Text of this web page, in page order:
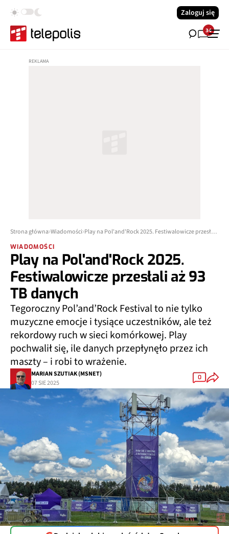
Zaloguj się
34
Strona główna Wiadomości Play na Pol'and'Rock 2025. Festiwalowicze przesłali aż 93 TB danych
WIADOMOŚCI
Play na Pol'and'Rock 2025.
Festiwalowicze przesłali aż 93
TB danych
Tegoroczny Pol’and’Rock Festival to nie tylko
muzyczne emocje i tysiące uczestników, ale też
rekordowy ruch w sieci komórkowej. Play
pochwalił się, ile danych przepłynęło przez ich
maszty – i robi to wrażenie.
MARIAN SZUTIAK (MSNET)
07 SIE 2025
0